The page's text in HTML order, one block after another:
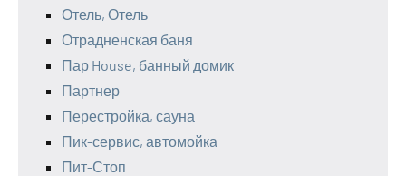
Отель, Отель
Отрадненская баня
Пар House, банный домик
Партнер
Перестройка, сауна
Пик-сервис, автомойка
Пит-Стоп